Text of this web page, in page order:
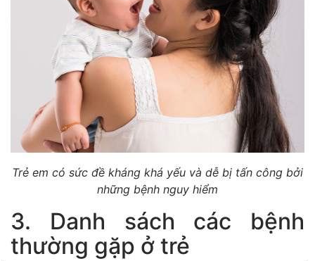
Trẻ em có sức đề kháng khá yếu và dễ bị tấn công bởi
những bệnh nguy hiểm
3. Danh sách các bệnh
thường gặp ở trẻ